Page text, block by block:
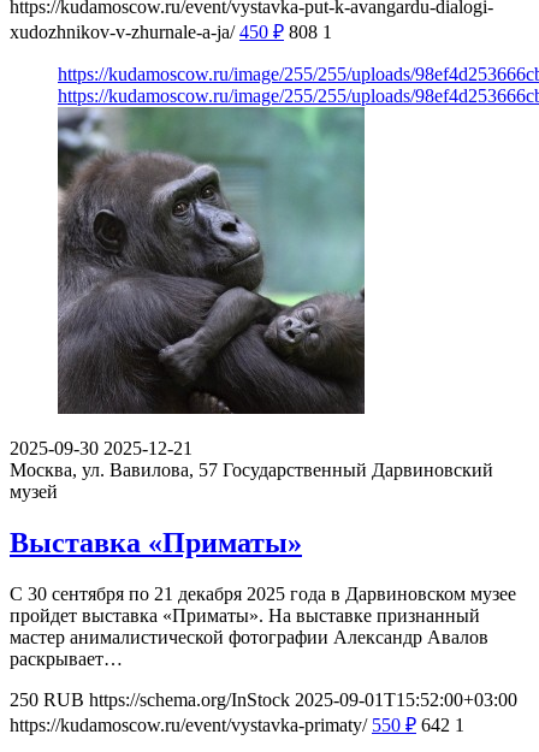
https://kudamoscow.ru/event/vystavka-put-k-avangardu-dialogi-
xudozhnikov-v-zhurnale-a-ja/ 450 ₽ 808 1
https://kudamoscow.ru/image/255/255/uploads/
https://kudamoscow.ru/image/255/255/uploads/
2025-09-30 2025-12-21
Москва, ул. Вавилова, 57 Государственный Дарвиновский
музей
Выставка «Приматы»
С 30 сентября по 21 декабря 2025 года в Дарвиновском музее
пройдет выставка «Приматы». На выставке признанный
мастер анималистической фотографии Александр Авалов
раскрывает…
250 RUB https://schema.org/InStock 2025-09-01T15:52:00+03:00
https://kudamoscow.ru/event/vystavka-primaty/ 550 ₽ 642 1